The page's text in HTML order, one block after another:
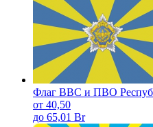
Флаг ВВС и ПВО
от 40,50
до 65,01 Br